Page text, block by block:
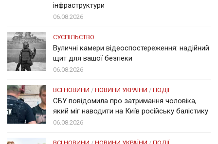
інфраструктури
06.08.2026
СУСПІЛЬСТВО
Вуличні камери відеоспостереження: надійний
щит для вашої безпеки
06.08.2026
ВСІ НОВИНИ / НОВИНИ УКРАЇНИ / ПОДІЇ
СБУ повідомила про затримання чоловіка,
який міг наводити на Київ російську балістику
06.08.2026